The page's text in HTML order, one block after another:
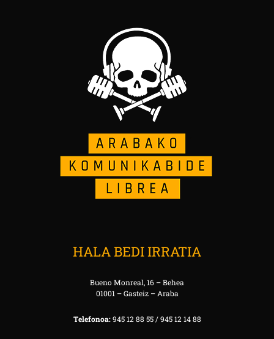
HALA BEDI IRRATIA
Bueno Monreal, 16 – Behea
01001 – Gasteiz – Araba
Telefonoa:945 12 88 55 / 945 12 14 88